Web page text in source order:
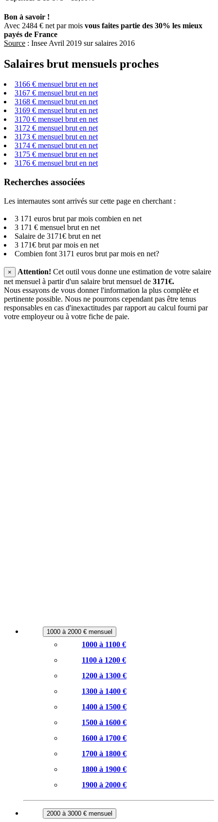
Bon à savoir !
Avec 2484 € net par mois vous faites partie des 30% les mieux
payés de France
Source : Insee Avril 2019 sur salaires 2016
Salaires brut mensuels proches
3166 € mensuel brut en net
3167 € mensuel brut en net
3168 € mensuel brut en net
3169 € mensuel brut en net
3170 € mensuel brut en net
3172 € mensuel brut en net
3173 € mensuel brut en net
3174 € mensuel brut en net
3175 € mensuel brut en net
3176 € mensuel brut en net
Recherches associées
Les internautes sont arrivés sur cette page en cherchant :
3 171 euros brut par mois combien en net
3 171 € mensuel brut en net
Salaire de 3171€ brut en net
3 171€ brut par mois en net
Combien font 3171 euros brut par mois en net?
× Attention! Cet outil vous donne une estimation de votre salaire
net mensuel à partir d'un salaire brut mensuel de 3171€.
Nous essayons de vous donner l'information la plus complète et
pertinente possible. Nous ne pourrons cependant pas être tenus
responsables en cas d'inexactitudes par rapport au calcul fourni par
votre employeur ou à votre fiche de paie.
1000 à 2000 € mensuel
1000 à 1100 €
1100 à 1200 €
1200 à 1300 €
1300 à 1400 €
1400 à 1500 €
1500 à 1600 €
1600 à 1700 €
1700 à 1800 €
1800 à 1900 €
1900 à 2000 €
2000 à 3000 € mensuel